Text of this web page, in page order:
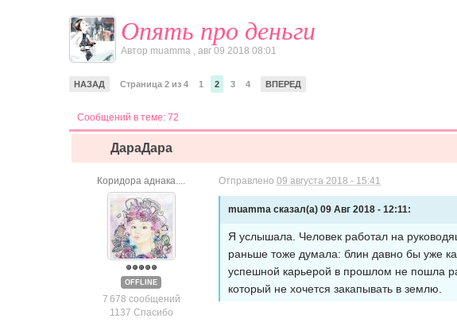
Опять про деньги
Автор muamma ,авг 09 2018 08:01
НАЗАД Страница 2 из 4 1 2 3 4 ВПЕРЕД
Сообщений в теме: 72
ДараДара
Коридора аднака....
OFFLINE
7 678 сообщений
1137 Спасибо
Отправлено09 августа 2018 - 15:41
muamma сказал(а) 09 Авг 2018 - 12:11:
Я услышала. Человек работал на
раньше тоже думала: блин давно бы уже
успешной карьерой в прошлом не пошла
который не хочется закапывать в землю.